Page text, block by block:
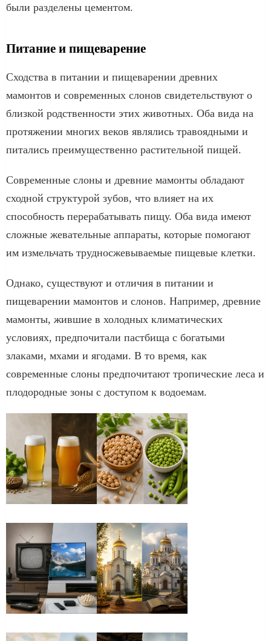
были разделены цементом.
Питание и пищеварение
Сходства в питании и пищеварении древних
мамонтов и современных слонов свидетельствуют о
близкой родственности этих животных. Оба вида на
протяжении многих веков являлись травоядными и
питались преимущественно растительной пищей.
Современные слоны и древние мамонты обладают
сходной структурой зубов, что влияет на их
способность перерабатывать пищу. Оба вида имеют
сложные жевательные аппараты, которые помогают
им измельчать трудносжевываемые пищевые клетки.
Однако, существуют и отличия в питании и
пищеварении мамонтов и слонов. Например, древние
мамонты, жившие в холодных климатических
условиях, предпочитали пастбища с богатыми
злаками, мхами и ягодами. В то время, как
современные слоны предпочитают тропические леса и
плодородные зоны с доступом к водоемам.